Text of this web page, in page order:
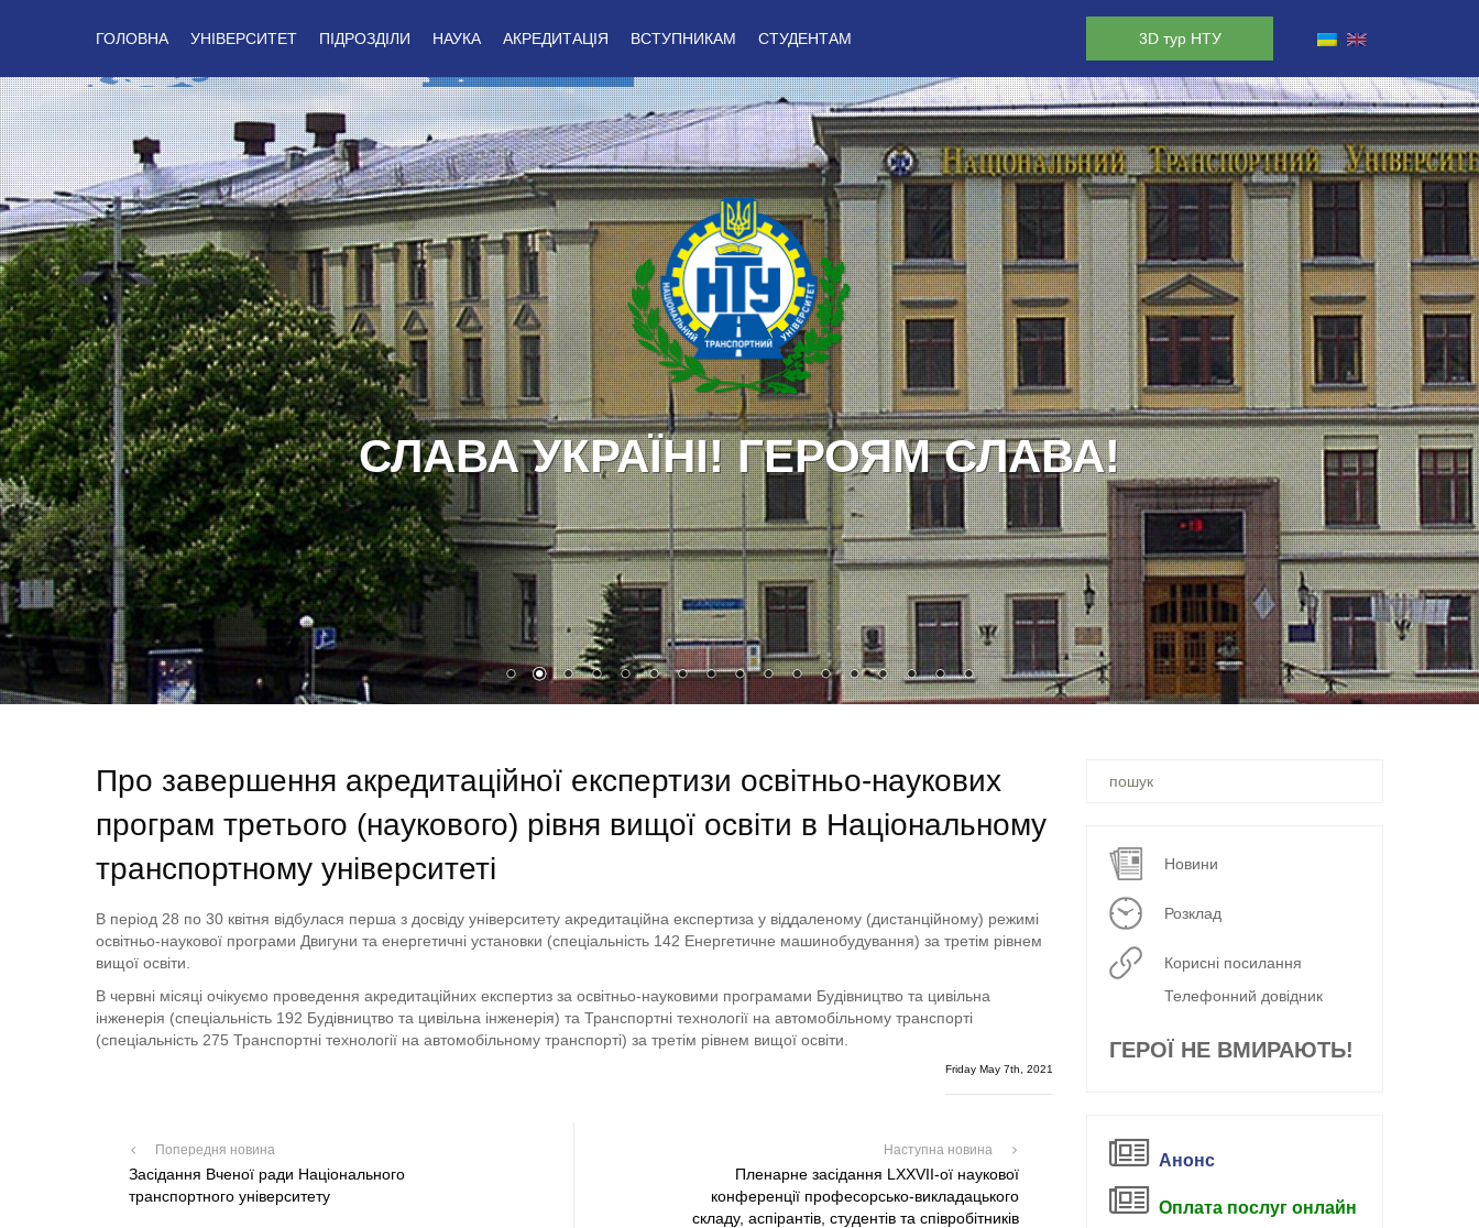
ГОЛОВНА УНІВЕРСИТЕТ ПІДРОЗДІЛИ НАУКА АКРЕДИТАЦІЯ ВСТУПНИКАМ СТУДЕНТАМ 3D тур НТУ
СЛАВА УКРАЇНІ! ГЕРОЯМ СЛАВА!
Про завершення акредитаційної експертизи освітньо-наукових
програм третього (наукового) рівня вищої освіти в Національному
транспортному університеті
В період 28 по 30 квітня відбулася перша з досвіду університету акредитаційна експертиза у віддаленому (дистанційному) режимі
освітньо-наукової програми Двигуни та енергетичні установки (спеціальність 142 Енергетичне машинобудування) за третім рівнем
вищої освіти.
В червні місяці очікуємо проведення акредитаційних експертиз за освітньо-науковими програмами Будівництво та цивільна
інженерія (спеціальність 192 Будівництво та цивільна інженерія) та Транспортні технології на автомобільному транспорті
(спеціальність 275 Транспортні технології на автомобільному транспорті) за третім рівнем вищої освіти.
Friday May 7th, 2021
Попередня новина
Засідання Вченої ради Національного
транспортного університету
Наступна новина
Пленарне засідання LXXVII-ої наукової
конференції професорсько-викладацького
складу, аспірантів, студентів та співробітників
шукали
Новини
Розклад
Корисні посилання
Телефонний довідник
ГЕРОЇ НЕ ВМИРАЮТЬ!
Анонс
Оплата послуг онлайн